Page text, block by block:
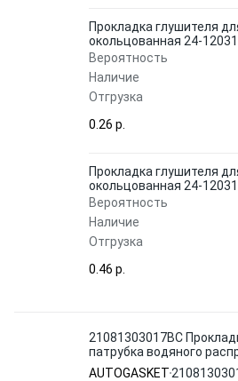
Прокладка глушителя
окольцованная 24-
Вероятность
Наличие
Отгрузка
0.26 p.
Прокладка глушителя
окольцованная 24-
Вероятность
Наличие
Отгрузка
0.46 p.
21081303017ВС
патрубка водяного
к блоку AUTOGASKET
AUTOGASKET